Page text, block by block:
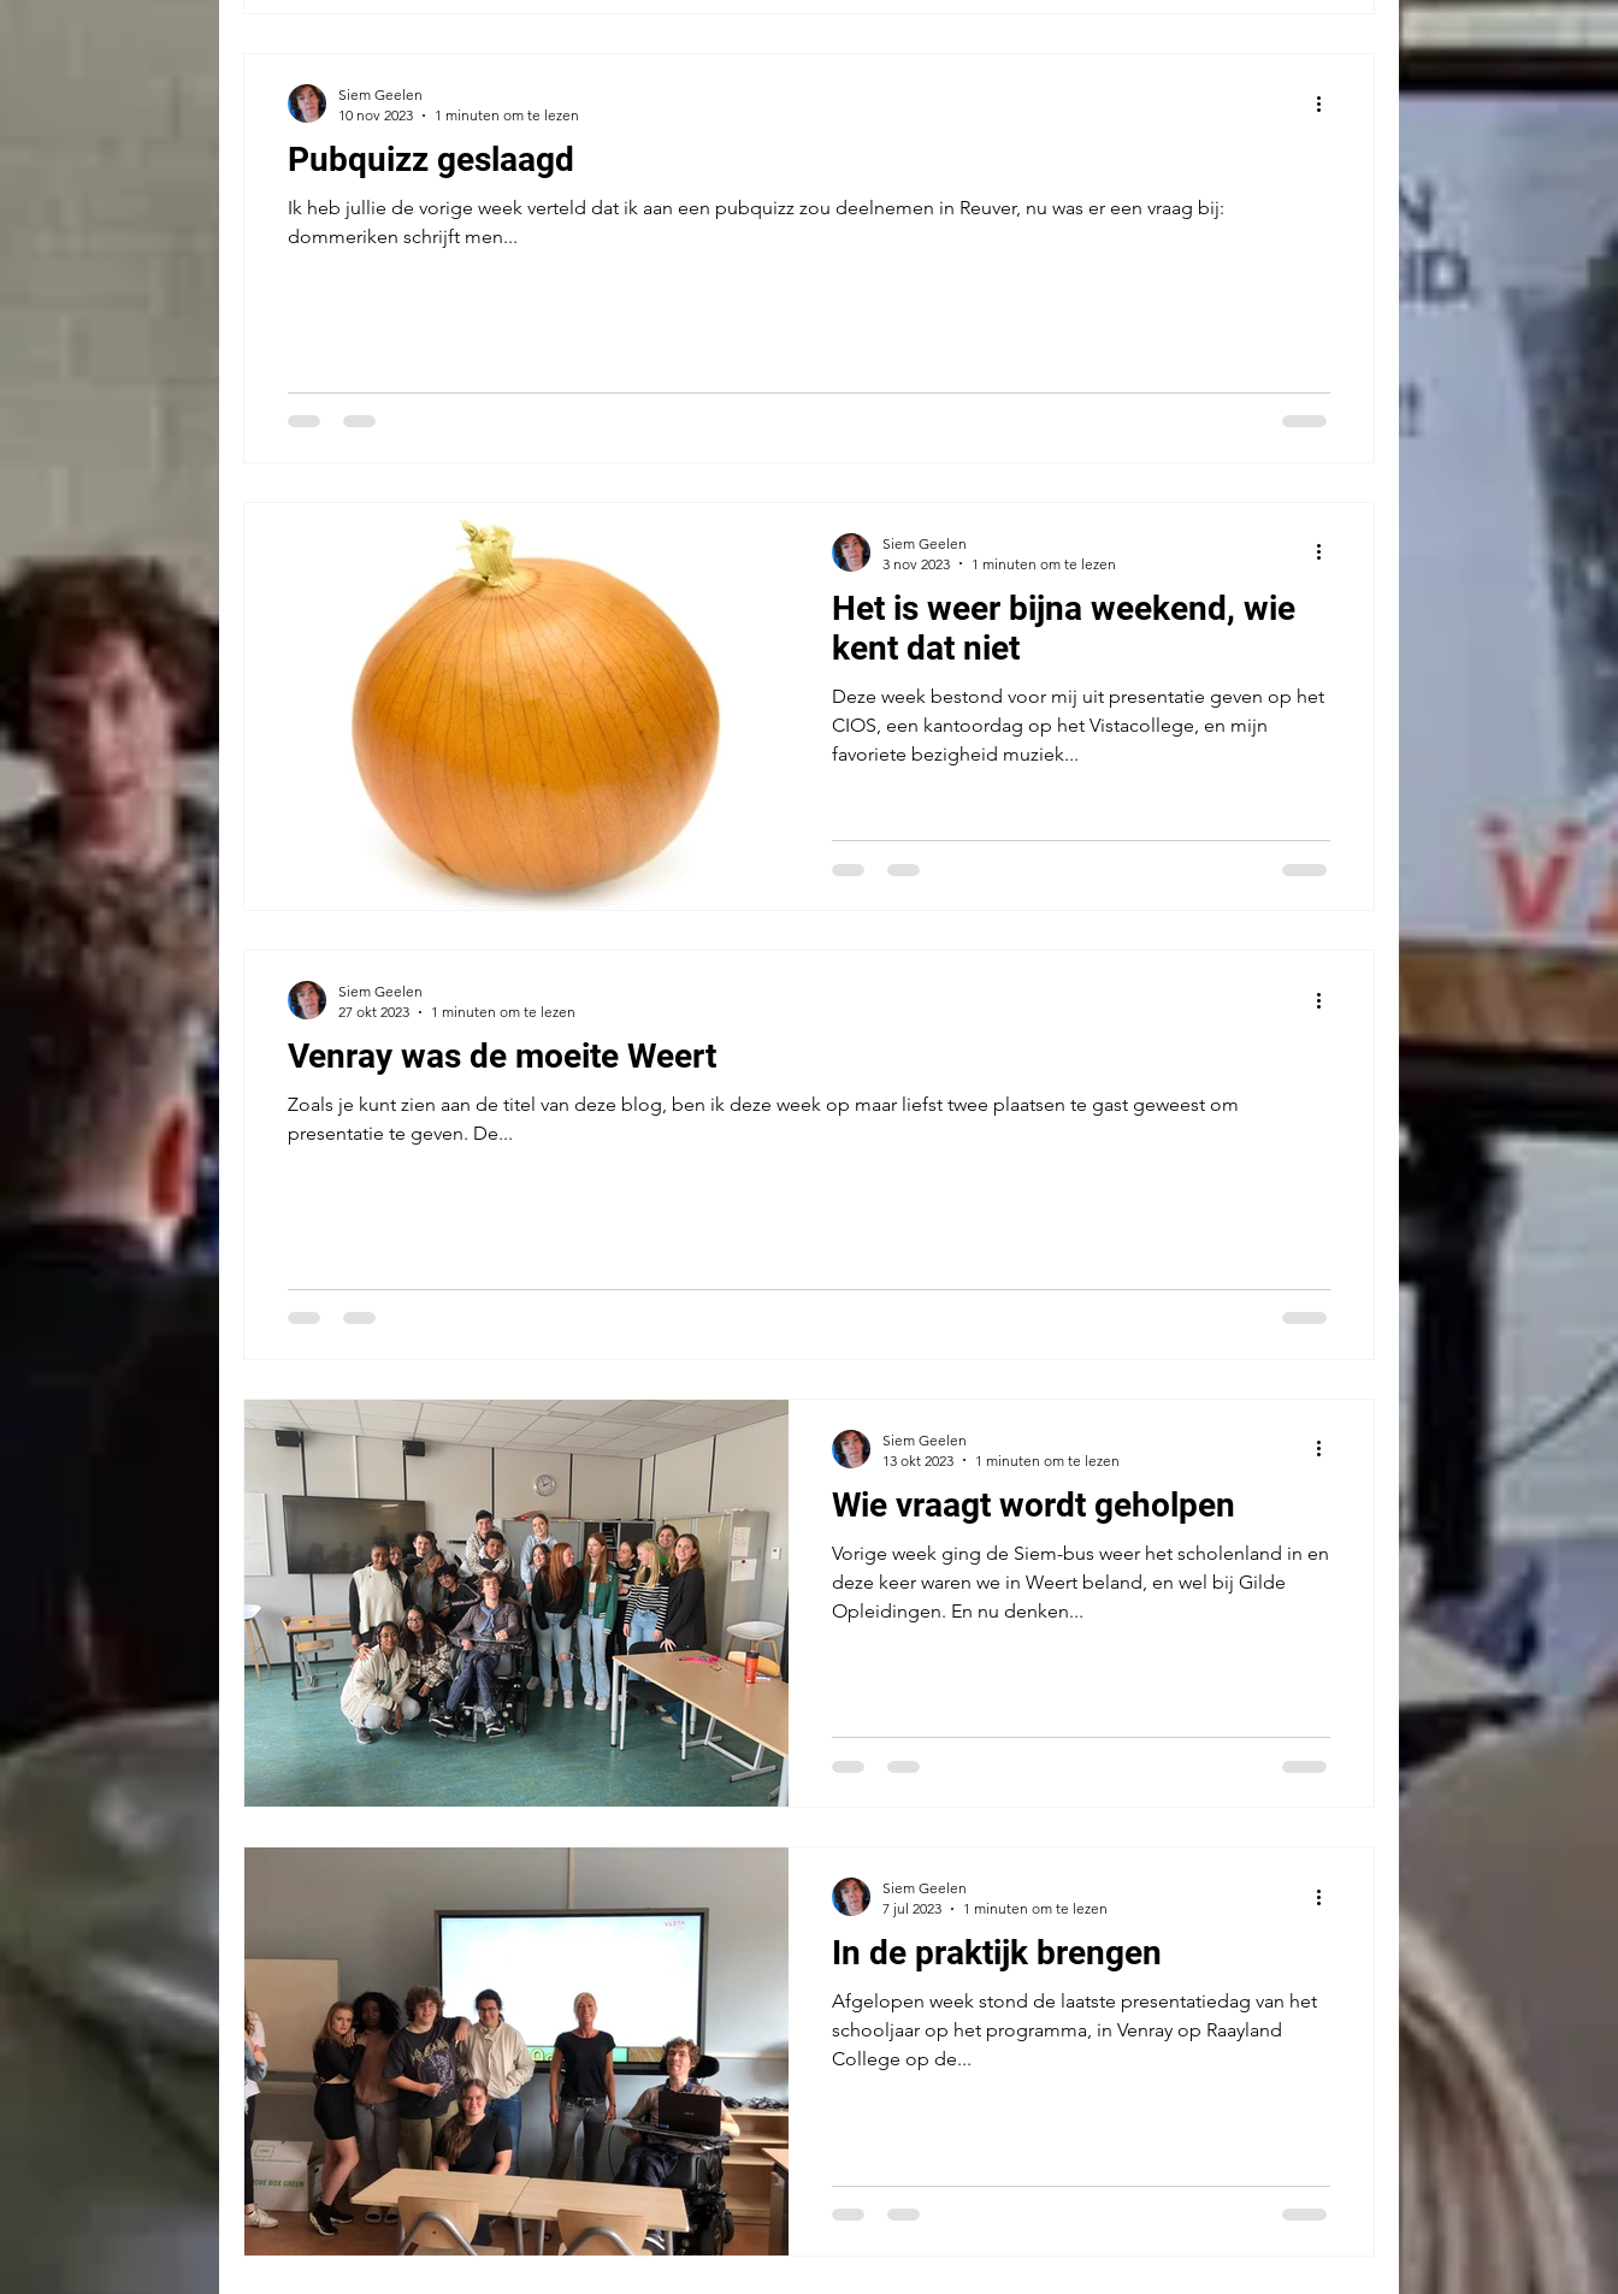
Pubquizz geslaagd
Ik heb jullie de vorige week verteld dat ik aan een pubquizz zou deelnemen in Reuver, nu was er een vraag bij:
dommeriken schrijft men...
Siem Geelen
10 nov 2023
1 minuten om te lezen
Het is weer bijna weekend, wie
kent dat niet
Deze week bestond voor mij uit presentatie geven op het
CIOS, een kantoordag op het Vistacollege, en mijn
favoriete bezigheid muziek...
Siem Geelen
3 nov 2023
1 minuten om te lezen
Venray was de moeite Weert
Zoals je kunt zien aan de titel van deze blog, ben ik deze week op maar liefst twee plaatsen te gast geweest om
presentatie te geven. De...
Siem Geelen
27 okt 2023
1 minuten om te lezen
Wie vraagt wordt geholpen
Vorige week ging de Siem-bus weer het scholenland in en
deze keer waren we in Weert beland, en wel bij Gilde
Opleidingen. En nu denken...
Siem Geelen
13 okt 2023
1 minuten om te lezen
In de praktijk brengen
Afgelopen week stond de laatste presentatiedag van het
schooljaar op het programma, in Venray op Raayland
College op de...
Siem Geelen
7 jul 2023
1 minuten om te lezen